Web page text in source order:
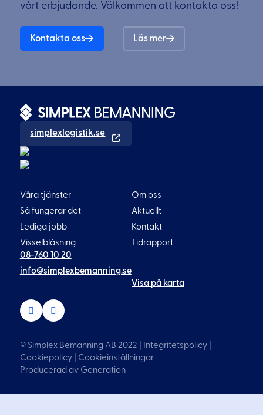
vårt erbjudande. Välkommen att kontakta oss!
Kontakta oss Läs mer
simplexlogistik.se
08-760 10 20
info@simplexbemanning.se
Visa på karta
Våra tjänster
Så fungerar det
Lediga jobb
Visselblåsning
Om oss
Aktuellt
Kontakt
Tidrapport
© Simplex Bemanning AB 2022 | Integritetspolicy|
Cookiepolicy| Cookieinställningar
Producerad av Generation